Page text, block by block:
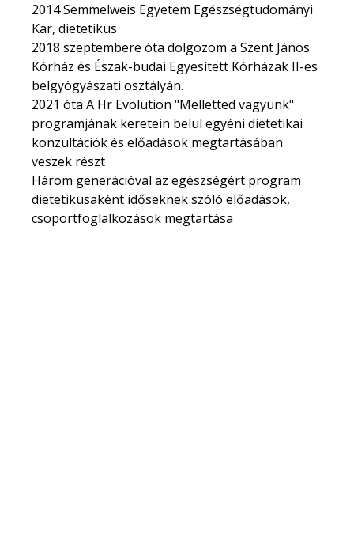
2014 Semmelweis Egyetem Egészségtudományi
Kar, dietetikus
2018 szeptembere óta dolgozom a Szent János
Kórház és Észak-budai Egyesített Kórházak II-es
belgyógyászati osztályán.
2021 óta A Hr Evolution "Melletted vagyunk"
programjának keretein belül egyéni dietetikai
konzultációk és előadások megtartásában
veszek részt
Három generációval az egészségért program
dietetikusaként időseknek szóló előadások,
csoportfoglalkozások megtartása